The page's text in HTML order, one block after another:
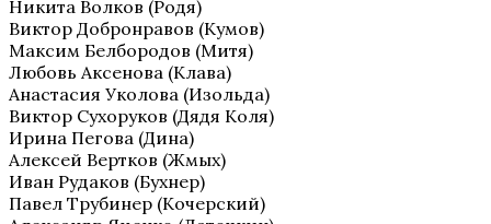
Никита Волков (Родя)
Виктор Добронравов (Кумов)
Максим Белбородов (Митя)
Любовь Аксенова (Клава)
Анастасия Уколова (Изольда)
Виктор Сухоруков (Дядя Коля)
Ирина Пегова (Дина)
Алексей Вертков (Жмых)
Иван Рудаков (Бухнер)
Павел Трубинер (Кочерский)